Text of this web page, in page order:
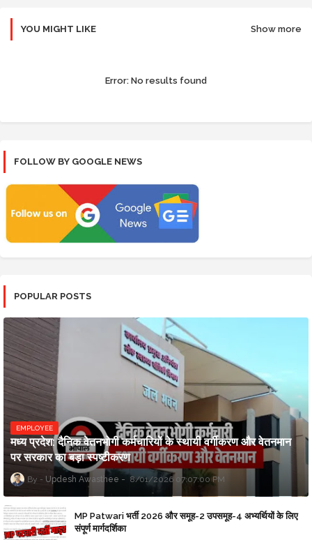
YOU MIGHT LIKE Show more
Error: No results found
FOLLOW BY GOOGLE NEWS
POPULAR POSTS
EMPLOYEE
मध्य प्रदेश: दैनिक वेतनभोगी कर्मचारियों के स्थायी वर्गीकरण और वेतनमान
पर सरकार का बड़ा स्पष्टीकरण
Updesh Awasthee 8/01/2026 07:07:00 PM
MP Patwari भर्ती 2026 और समूह-2 उपसमूह-4 अभ्यर्थियों के लिए
संपूर्ण मार्गदर्शिका